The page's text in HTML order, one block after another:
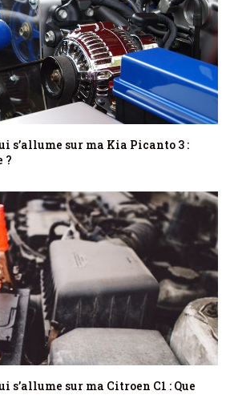
s’allume sur ma Kia Picanto 3 :
?
s’allume sur ma Citroen C1 : Que